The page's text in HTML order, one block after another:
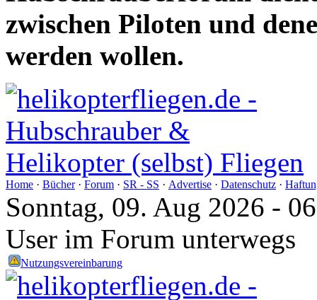
zwischen Piloten und
werden wollen.
Home · Bücher· Forum · SR - SS · Advertise · Datenschutz ·
Sonntag, 09. Aug 2026 -
User im Forum unterwegs
Nutzungsvereinbarung